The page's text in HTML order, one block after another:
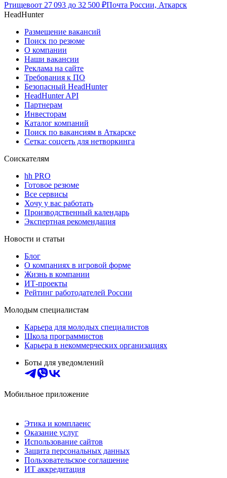
Ртищевоот 27 093 до 32 500 ₽Почта России, Аткарск
HeadHunter
Размещение вакансий
Поиск по резюме
О компании
Наши вакансии
Реклама на сайте
Требования к ПО
Безопасный HeadHunter
HeadHunter API
Партнерам
Инвесторам
Каталог компаний
Поиск по вакансиям в Аткарске
Сетка: соцсеть для нетворкинга
Соискателям
hh PRO
Готовое резюме
Все сервисы
Хочу у вас работать
Производственный календарь
Экспертная рекомендация
Новости и статьи
Блог
О компаниях в игровой форме
Жизнь в компании
ИТ-проекты
Рейтинг работодателей России
Молодым специалистам
Карьера для молодых специалистов
Школа программистов
Карьера в некоммерческих организациях
Боты для уведомлений
Мобильное приложение
Этика и комплаенс
Оказание услуг
Использование сайтов
Защита персональных данных
Пользовательское соглашение
ИТ аккредитация